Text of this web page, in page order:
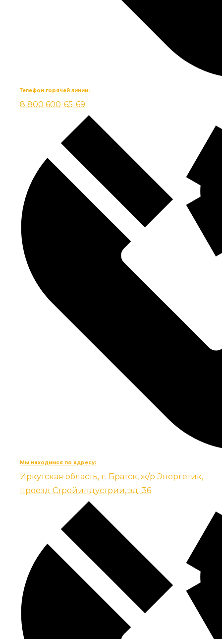
Телефон горячей линии:
8 800 600-65-69
Мы находимся по адресу:
Иркутская область, г. Братск, ж/р Энергетик,
проезд Стройиндустрии, зд. 36